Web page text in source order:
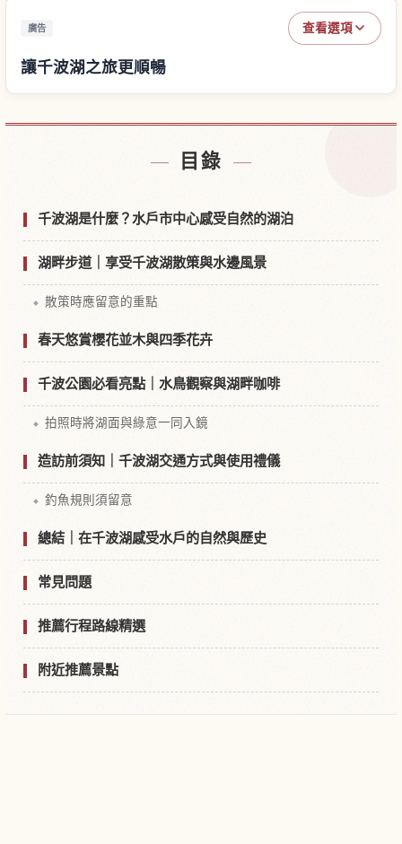
廣告 查看選項
讓千波湖之旅更順暢
目錄
千波湖是什麼？水戶市中心感受自然的湖泊
湖畔步道｜享受千波湖散策與水邊風景
散策時應留意的重點
春天悠賞櫻花並木與四季花卉
千波公園必看亮點｜水鳥觀察與湖畔咖啡
拍照時將湖面與綠意一同入鏡
造訪前須知｜千波湖交通方式與使用禮儀
釣魚規則須留意
總結｜在千波湖感受水戶的自然與歷史
常見問題
推薦行程路線精選
附近推薦景點